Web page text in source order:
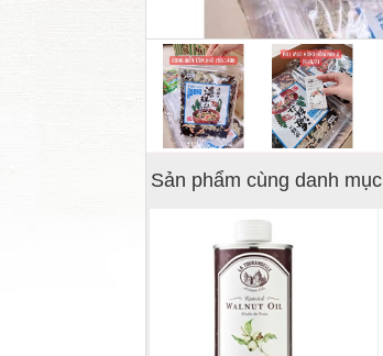
Sản phẩm cùng danh mục